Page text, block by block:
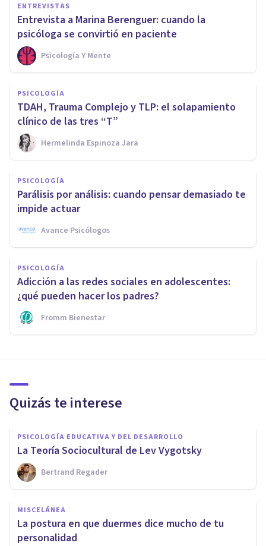
ENTREVISTAS
Entrevista a Marina Berenguer: cuando la
psicóloga se convirtió en paciente
Psicología Y Mente
PSICOLOGÍA
TDAH, Trauma Complejo y TLP: el solapamiento
clínico de las tres “T”
Hermelinda Espinoza Jara
PSICOLOGÍA
Parálisis por análisis: cuando pensar demasiado te
impide actuar
Avance Psicólogos
PSICOLOGÍA
Adicción a las redes sociales en adolescentes:
¿qué pueden hacer los padres?
Fromm Bienestar
Quizás te interese
PSICOLOGÍA EDUCATIVA Y DEL DESARROLLO
La Teoría Sociocultural de Lev Vygotsky
Bertrand Regader
MISCELÁNEA
La postura en que duermes dice mucho de tu
personalidad